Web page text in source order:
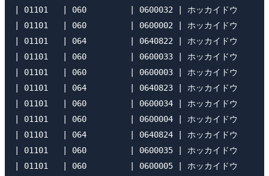
| 01101   | 060         | 0600032 | ホッカイド
| 01101   | 060         | 0600002 | ホッカイドウ
| 01101   | 064         | 0640822 | ホッカイドウ
| 01101   | 060         | 0600033 | ホッカイド
| 01101   | 060         | 0600003 | ホッカイドウ
| 01101   | 064         | 0640823 | ホッカイドウ
| 01101   | 060         | 0600034 | ホッカイドウ
| 01101   | 060         | 0600004 | ホッカイドウ
| 01101   | 064         | 0640824 | ホッカイドウ
| 01101   | 060         | 0600035 | ホッカイド
| 01101   | 060         | 0600005 | ホッカイドウ